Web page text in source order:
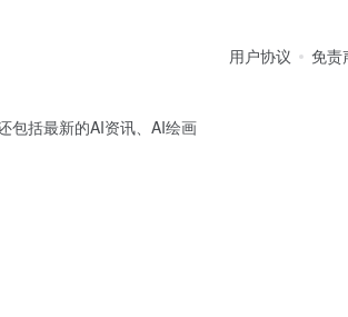
包括最新的AI资讯、AI绘画
用户协议 免责